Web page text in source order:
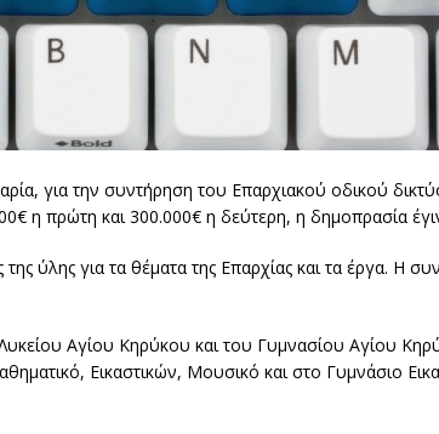
για την συντήρηση του Επαρχιακού οδικού
η πρώτη και 300.000€ η δεύτερη, η δημοπρασία
ύλης για τα θέματα της Επαρχίας και τα έργα. Η
Αγίου Κηρύκου και του Γυμνασίου Αγίου
Εικαστικών, Μουσικό και στο Γυμνάσιο